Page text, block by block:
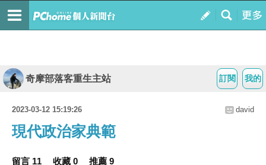
我的
訂閱
奇摩部落客重生主站
2023-03-12 15:19:26 david
現代政治家典範
留言 11 收藏 0 推薦 9